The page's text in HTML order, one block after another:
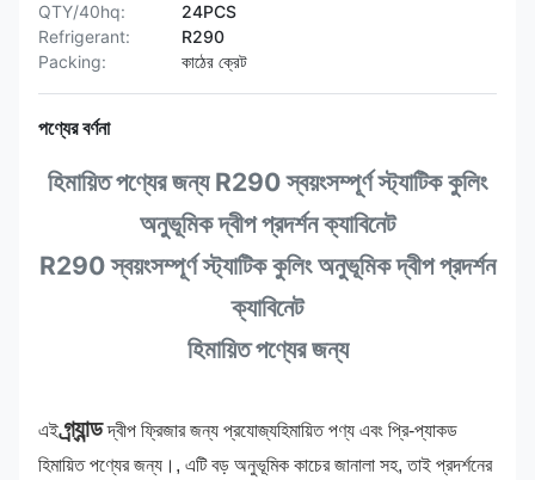
QTY/40hq:
24PCS
Refrigerant:
R290
Packing:
কাঠের ক্রেট
পণ্যের বর্ণনা
হিমায়িত পণ্যের জন্য R290 স্বয়ংসম্পূর্ণ স্ট্যাটিক কুলিং
অনুভূমিক দ্বীপ প্রদর্শন ক্যাবিনেট
R290 স্বয়ংসম্পূর্ণ স্ট্যাটিক কুলিং অনুভূমিক দ্বীপ প্রদর্শন
ক্যাবিনেট
হিমায়িত পণ্যের জন্য
এই গ্র্যান্ড দ্বীপ ফ্রিজার জন্য প্রযোজ্যহিমায়িত পণ্য এবং প্রি-প্যাকড
হিমায়িত পণ্যের জন্য। , এটি বড় অনুভূমিক কাচের জানালা সহ, তাই প্রদর্শনের